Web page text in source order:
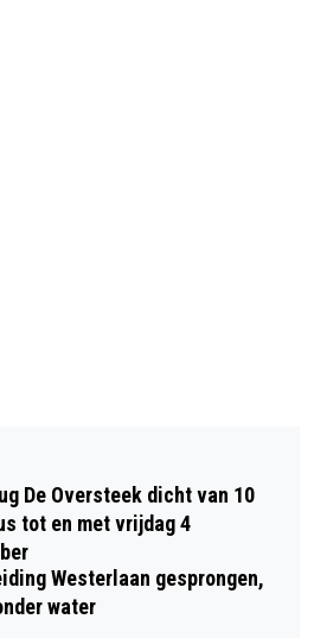
WEGONDERHOUD
EINDELIJK
KUNSTPODIUM
RAAD VAN
GEMIDDELD 5 UUR
De Oversteek dicht van 10
tot en met vrijdag 4
Westerlaan gesprongen,
water